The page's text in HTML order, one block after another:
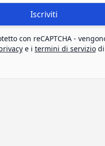
Iscriviti
con reCAPTCHA -
e i termini di serviziodi